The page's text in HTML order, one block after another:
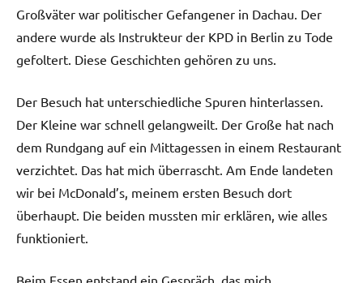
Großväter war politischer Gefangener in Dachau. Der
andere wurde als Instrukteur der KPD in Berlin zu Tode
gefoltert. Diese Geschichten gehören zu uns.
Der Besuch hat unterschiedliche Spuren hinterlassen.
Der Kleine war schnell gelangweilt. Der Große hat nach
dem Rundgang auf ein Mittagessen in einem Restaurant
verzichtet. Das hat mich überrascht. Am Ende landeten
wir bei McDonald’s, meinem ersten Besuch dort
überhaupt. Die beiden mussten mir erklären, wie alles
funktioniert.
Beim Essen entstand ein Gespräch, das mich